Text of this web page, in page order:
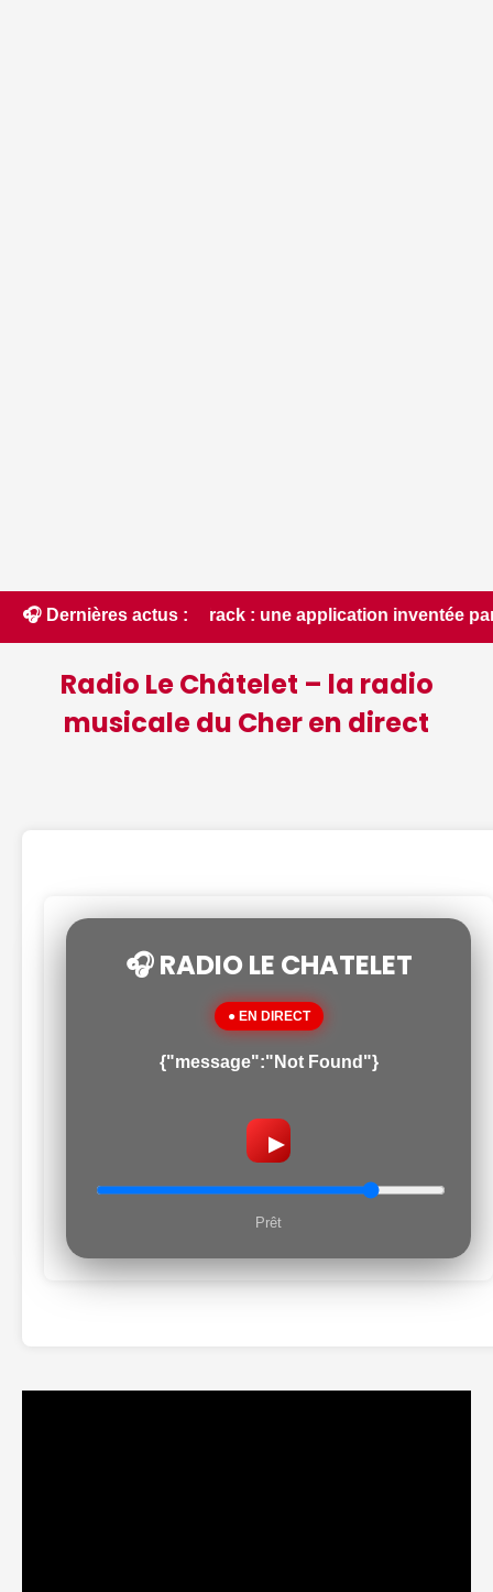
🎧 Dernières actus :
: une application inventée par un
Radio Le Châtelet – la radio
musicale du Cher en direct
🎧 RADIO LE CHATELET
● EN DIRECT
{"message":"Not Found"}
▶
Prêt